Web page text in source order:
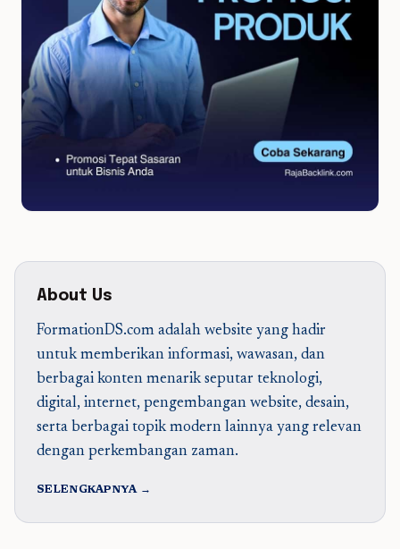
About Us
FormationDS.com adalah website yang hadir
untuk memberikan informasi, wawasan, dan
berbagai konten menarik seputar teknologi,
digital, internet, pengembangan website, desain,
serta berbagai topik modern lainnya yang relevan
dengan perkembangan zaman.
SELENGKAPNYA →